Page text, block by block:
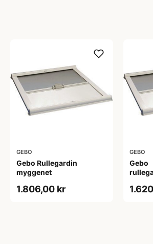
GEBO
Gebo Rullegardin
myggenet
1.806,00 kr
GEBO
Gebo